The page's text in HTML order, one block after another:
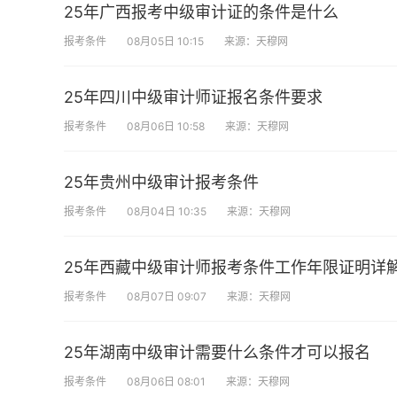
25年广西报考中级审计证的条件是什么
报考条件 08月05日 10:15 来源：天穆网
25年四川中级审计师证报名条件要求
报考条件 08月06日 10:58 来源：天穆网
25年贵州中级审计报考条件
报考条件 08月04日 10:35 来源：天穆网
25年西藏中级审计师报考条件工作年限证明详
报考条件 08月07日 09:07 来源：天穆网
25年湖南中级审计需要什么条件才可以报名
报考条件 08月06日 08:01 来源：天穆网